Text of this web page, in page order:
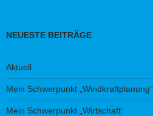
NEUESTE BEITRÄGE
Aktuell
Mein Schwerpunkt „Windkraftplanung“
Mein Schwerpunkt „Wirtschaft“